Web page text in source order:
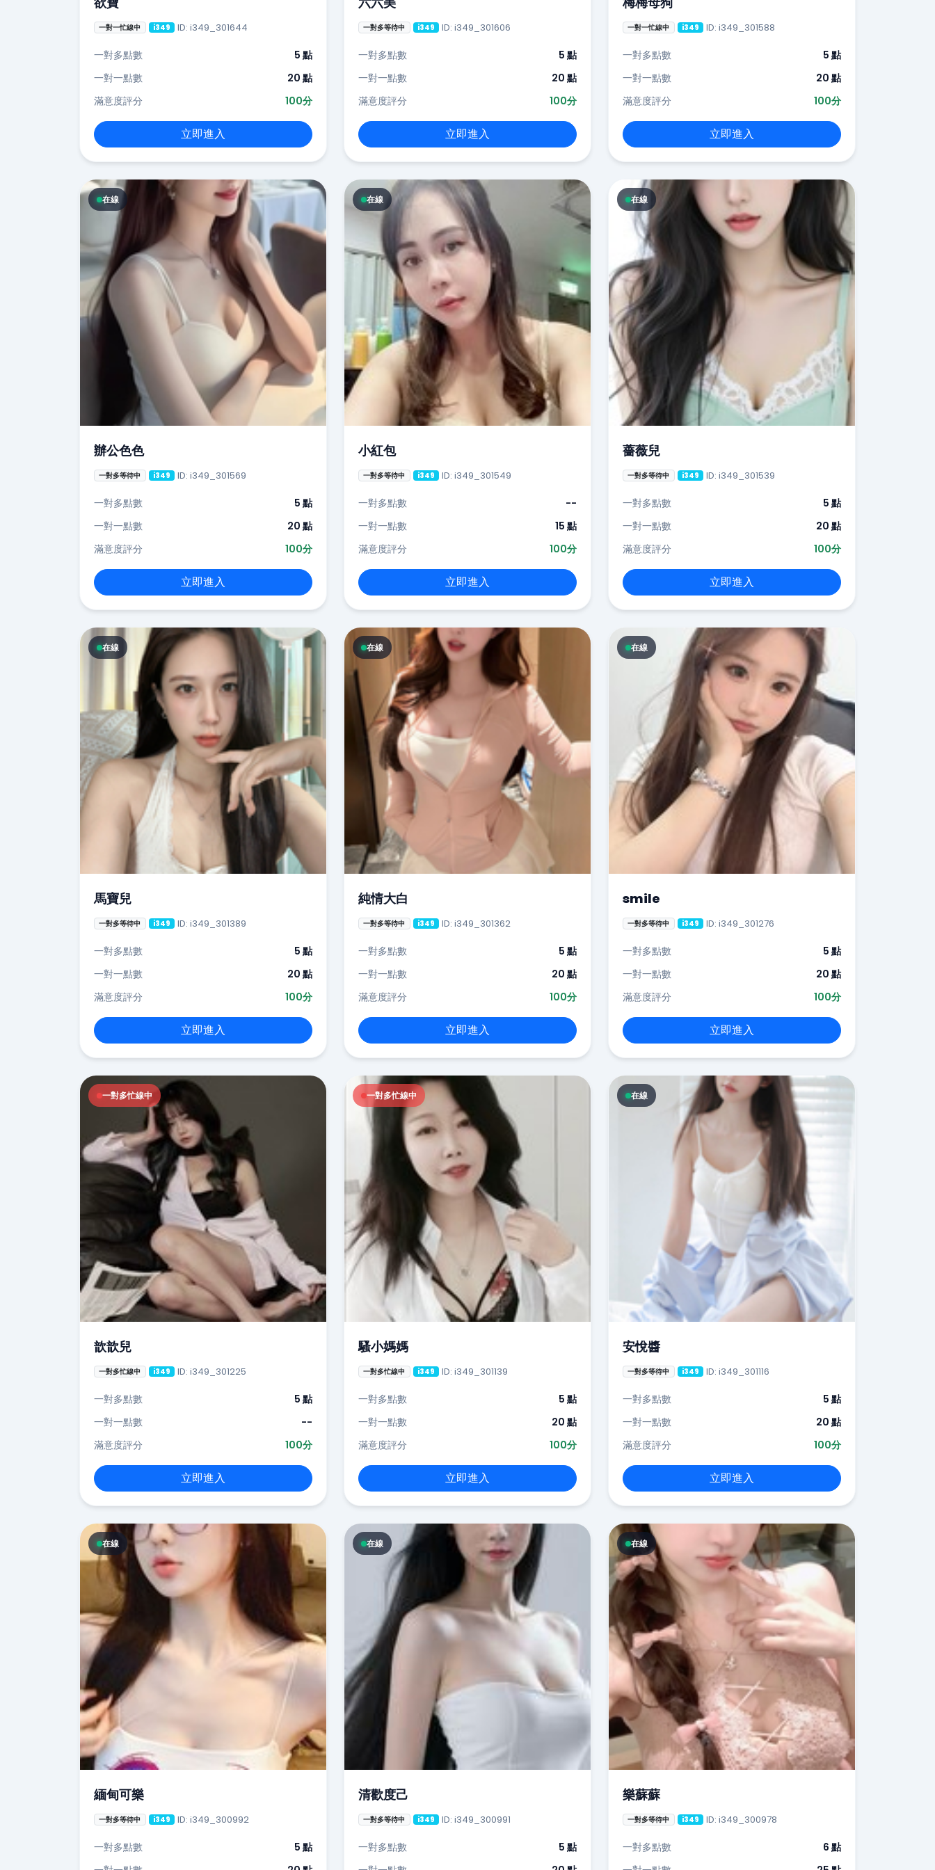
一對一忙線中 i349 ID: i349_301644
一對多點數
5 點
一對一點數
20 點
滿意度評分
100分
立即進入
一對多等待中 i349 ID: i349_301606
一對多點數
5 點
一對一點數
20 點
滿意度評分
100分
立即進入
一對一忙線中 i349 ID: i349_301588
一對多點數
5 點
一對一點數
20 點
滿意度評分
100分
立即進入
在線
辦公色色
一對多等待中 i349 ID: i349_301569
一對多點數
5 點
一對一點數
20 點
滿意度評分
100分
立即進入
在線
小紅包
一對多等待中 i349 ID: i349_301549
一對多點數
--
一對一點數
15 點
滿意度評分
100分
立即進入
在線
薔薇兒
一對多等待中 i349 ID: i349_301539
一對多點數
5 點
一對一點數
20 點
滿意度評分
100分
立即進入
在線
馬寶兒
一對多等待中 i349 ID: i349_301389
一對多點數
5 點
一對一點數
20 點
滿意度評分
100分
立即進入
在線
純情大白
一對多等待中 i349 ID: i349_301362
一對多點數
5 點
一對一點數
20 點
滿意度評分
100分
立即進入
在線
smile
一對多等待中 i349 ID: i349_301276
一對多點數
5 點
一對一點數
20 點
滿意度評分
100分
立即進入
一對多忙線中
歆歆兒
一對多忙線中 i349 ID: i349_301225
一對多點數
5 點
一對一點數
--
滿意度評分
100分
立即進入
一對多忙線中
騷小媽媽
一對多忙線中 i349 ID: i349_301139
一對多點數
5 點
一對一點數
20 點
滿意度評分
100分
立即進入
在線
安悅醬
一對多等待中 i349 ID: i349_301116
一對多點數
5 點
一對一點數
20 點
滿意度評分
100分
立即進入
在線
緬甸可樂
一對多等待中 i349 ID: i349_300992
一對多點數
5 點
在線
清歡度己
一對多等待中 i349 ID: i349_300991
一對多點數
5 點
在線
樂蘇蘇
一對多等待中 i349 ID: i349_300978
一對多點數
6 點